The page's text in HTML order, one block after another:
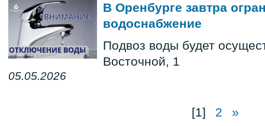
В Оренбурге завтра
водоснабжение
Подвоз воды будет
Восточной, 1
05.05.2026
[1] 2 »